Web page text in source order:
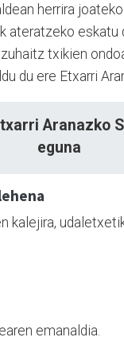
herrira
ateratzeko eskatu
txikien
du ere Etxarri
Aranazko
eguna
kalejira,
emanaldia.